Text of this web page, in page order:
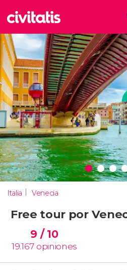
Italia Venecia
Free tour por
9 / 10
19.167 opiniones